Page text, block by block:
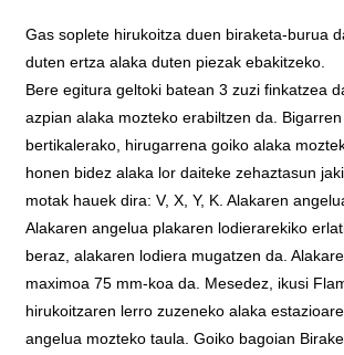
Gas soplete hirukoitza duen biraketa-burua
duten ertza alaka duten piezak ebakitzeko.
Bere egitura geltoki batean 3 zuzi finkatzea
azpian alaka mozteko erabiltzen da.
bertikalerako, hirugarrena goiko alaka
honen bidez alaka lor daiteke zehaztasun
motak hauek dira: V, X, Y, K. Alakaren
Alakaren angelua plakaren lodierarekiko
beraz, alakaren lodiera mugatzen da.
maximoa 75 mm-koa da. Mesedez, ikusi
hirukoitzaren lerro zuzeneko alaka
angelua mozteko taula. Goiko bagoian